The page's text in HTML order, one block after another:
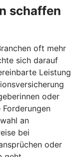
schaffen
oft mehr
sich darauf
Leistung
oder
an
bei
oder